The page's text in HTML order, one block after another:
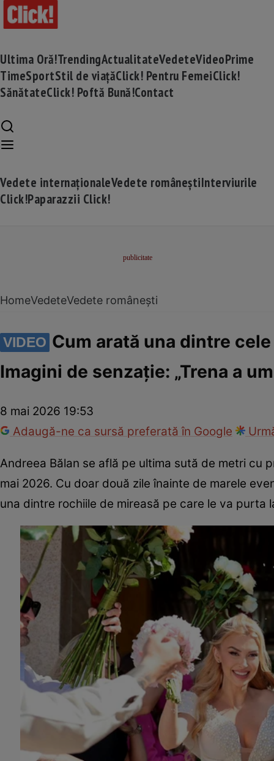
Ultima Oră!TrendingActualitateVedeteVideoPrime
TimeSportStil de viațăClick! Pentru FemeiClick!
SănătateClick! Poftă Bună!Contact
Vedete internaționaleVedete româneștiInterviurile
Click!Paparazzii Click!
HomeVedeteVedete românești
VIDEO Cum arată una dintre
Imagini de senzație: „Trena a
8 mai 2026 19:53
Adaugă-ne ca sursă preferată în Google
Andreea Bălan se află pe ultima sută de metri cu
mai 2026. Cu doar două zile înainte de marele
una dintre rochiile de mireasă pe care le va purta